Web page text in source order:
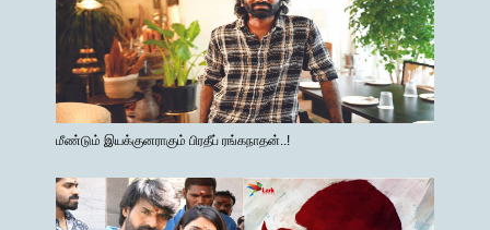
மீண்டும் இயக்குனராகும் பிரதீப் ரங்கநாதன்..!